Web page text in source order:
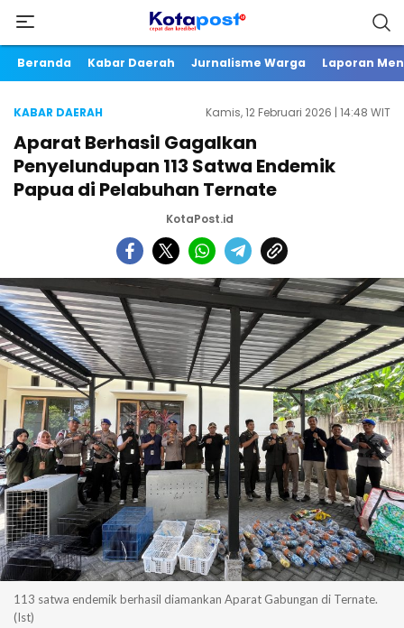
Beranda Kabar Daerah Jurnalisme Warga Laporan
KABAR DAERAH Kamis, 12 Februari 2026 | 14:48 WIT
Aparat Berhasil Gagalkan
Penyelundupan 113 Satwa Endemik
Papua di Pelabuhan Ternate
KotaPost.id
113 satwa endemik berhasil diamankan Aparat Gabungan di Ternate.
(Ist)